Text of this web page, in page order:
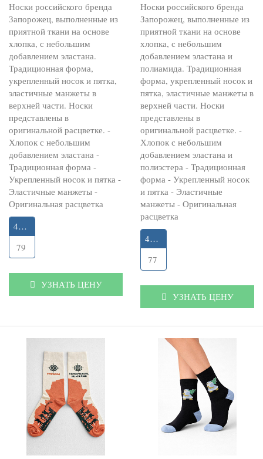
Носки российского бренда
Запорожец, выполненные из
приятной ткани на основе
хлопка, с небольшим
добавлением эластана.
Традиционная форма,
укрепленный носок и пятка,
эластичные манжеты в
верхней части. Носки
представлены в
оригинальной расцветке. -
Хлопок с небольшим
добавлением эластана -
Традиционная форма -
Укрепленный носок и пятка -
Эластичные манжеты -
Оригинальная расцветка
41-45
79
УЗНАТЬ ЦЕНУ
Носки российского бренда
Запорожец, выполненные из
приятной ткани на основе
хлопка, с небольшим
добавлением эластана и
полиамида. Традиционная
форма, укрепленный носок и
пятка, эластичные манжеты в
верхней части. Носки
представлены в
оригинальной расцветке. -
Хлопок с небольшим
добавлением эластана и
полиэстера - Традиционная
форма - Укрепленный носок
и пятка - Эластичные
манжеты - Оригинальная
расцветка
41-45
77
УЗНАТЬ ЦЕНУ